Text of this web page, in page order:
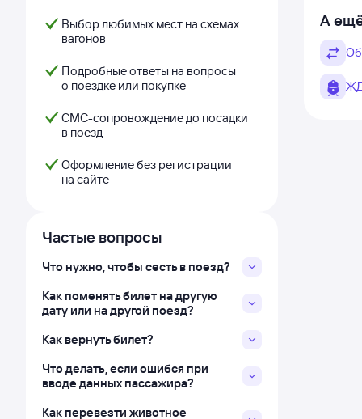
Выбор любимых мест на схемах
вагонов
Подробные ответы на вопросы
о поездке или покупке
СМС-сопровождение до посадки
в поезд
Оформление без регистрации
на сайте
Частые вопросы
Что нужно, чтобы сесть в поезд?
Как поменять билет на другую
дату или на другой поезд?
Как вернуть билет?
Что делать, если ошибся при
вводе данных пассажира?
Как перевезти животное
А